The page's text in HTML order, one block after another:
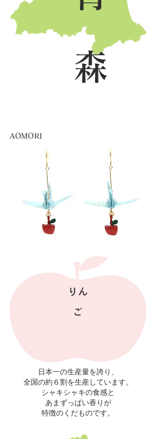
森
AOMORI
りん
ご
日本一の生産量を誇り、
全国の約６割を生産しています。
シャキシャキの食感と
あまずっぱい香りが
​特徴のくだものです。